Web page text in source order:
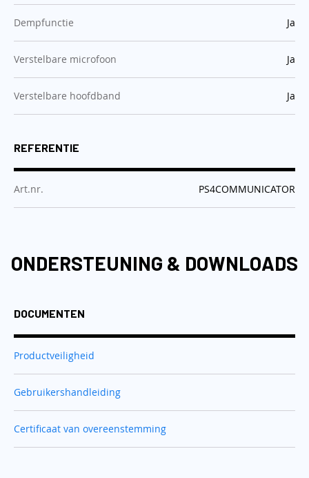
Dempfunctie :Ja
Verstelbare microfoon :Ja
Verstelbare hoofdband :Ja
REFERENTIE
Art.nr. :PS4COMMUNICATOR
ONDERSTEUNING & DOWNLOADS
DOCUMENTEN
Productveiligheid
Gebruikershandleiding
Certificaat van overeenstemming